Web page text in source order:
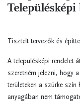
Településképi
Tisztelt tervezők és
A településképi rendelet
szeretném jelezni, hogy
területeken a szürke
anyagában nem